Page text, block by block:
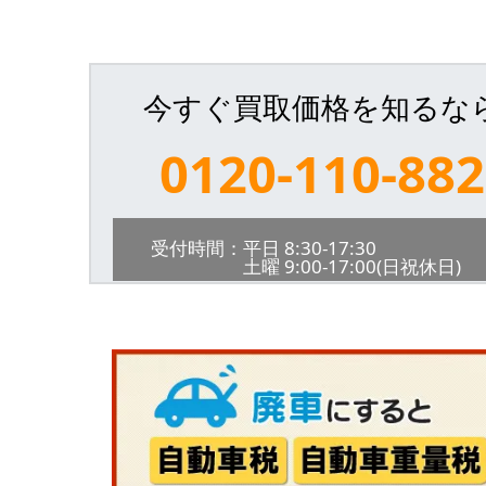
今すぐ買取価格を知るな
0120-110-882
受付時間：平日 8:30-17:30
土曜 9:00-17:00(日祝休日)